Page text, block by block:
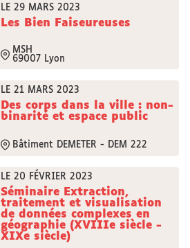
LE 29 MARS 2023
Les Bien Faiseureuses
MSH
69007 Lyon
LE 21 MARS 2023
Des corps dans la ville : non-
binarité et espace public
Bâtiment DEMETER - DEM 222
LE 20 FÉVRIER 2023
Séminaire Extraction,
traitement et visualisation
de données complexes en
géographie (XVIIIe siècle -
XIXe siècle)